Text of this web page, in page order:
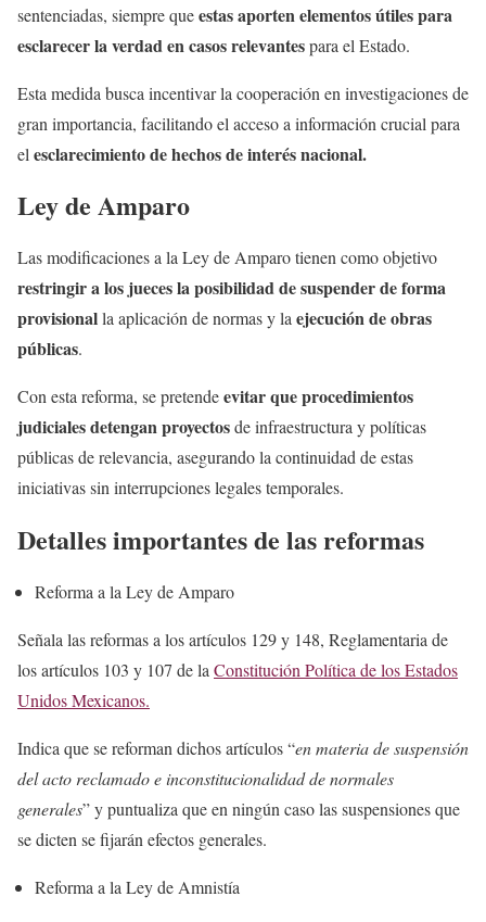
sentenciadas, siempre queestas aporten elementos útiles para
esclarecer la verdad en casos relevantespara el Estado.
Esta medida busca incentivar la cooperación en investigaciones de
gran importancia, facilitando el acceso a información crucial para
el esclarecimiento de hechos de interés nacional.
Ley de Amparo
Las modificaciones a la Ley de Amparo tienen como objetivo
restringir a los jueces la posibilidad de suspender de forma
provisionalla aplicación de normas y laejecución de obras
públicas.
Con esta reforma, se pretendeevitar que procedimientos
judiciales detengan proyectosde infraestructura y políticas
públicas de relevancia, asegurando la continuidad de estas
iniciativas sin interrupciones legales temporales.
Detalles importantes de las reformas
Reforma a la Ley de Amparo
Señala las reformas a los artículos 129 y 148, Reglamentaria de
los artículos 103 y 107 de la Constitución Política de los Estados
Unidos Mexicanos.
Indica que se reforman dichos artículos “en materia de suspensión
del acto reclamado e inconstitucionalidad de normales
generales” y puntualiza que en ningún caso las suspensiones que
se dicten se fijarán efectos generales.
Reforma a la Ley de Amnistía